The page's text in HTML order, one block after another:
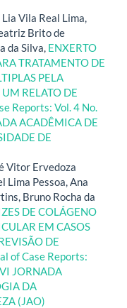
Vila Real Lima,
Brito de
da Silva, ENXERTO
TRATAMENTO DE
PELA
RELATO DE
Reports: Vol. 4 No.
ACADÊMICA DE
DE
Vitor Ervedoza
Lima Pessoa, Ana
Bruno Rocha da
DE COLÁGENO
EM CASOS
DE
of Case Reports:
JORNADA
DA
(JAO)